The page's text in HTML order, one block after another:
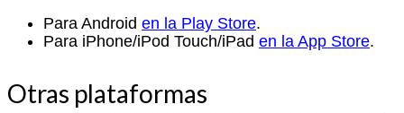
Para Android en la Play Store.
Para iPhone/iPod Touch/iPad en la App Store.
Otras plataformas